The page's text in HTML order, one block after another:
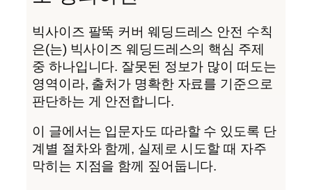
빅사이즈 팔뚝 커버 웨딩드레스 안전 수칙
은(는) 빅사이즈 웨딩드레스의 핵심 주제
중 하나입니다. 잘못된 정보가 많이 떠도는
영역이라, 출처가 명확한 자료를 기준으로
판단하는 게 안전합니다.
이 글에서는 입문자도 따라할 수 있도록 단
계별 절차와 함께, 실제로 시도할 때 자주
막히는 지점을 함께 짚어둡니다.